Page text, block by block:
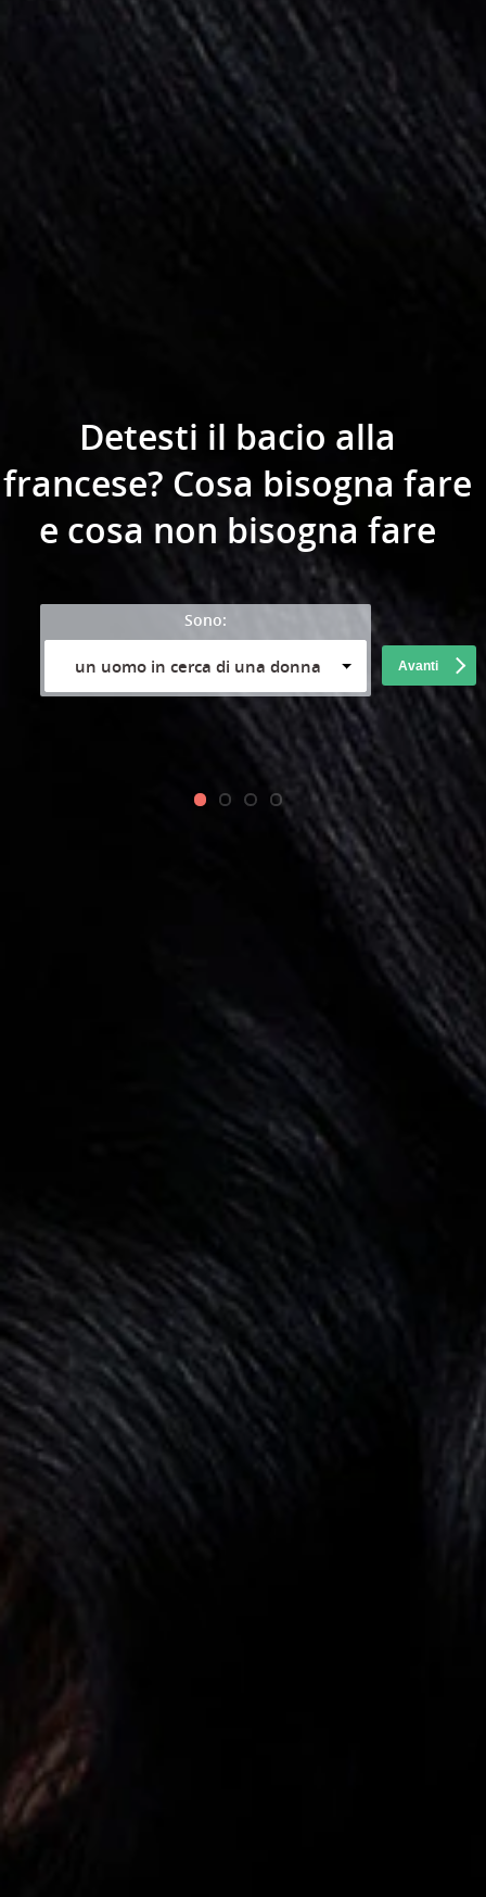
Detesti il bacio alla
francese? Cosa bisogna fare
e cosa non bisogna fare
Sono:
un uomo in cerca di una donna Avanti